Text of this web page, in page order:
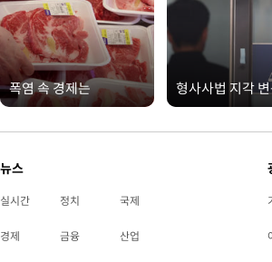
폭염 속 경제는 형사사법 지각
뉴스
실시간 정치 국제
경제 금융 산업